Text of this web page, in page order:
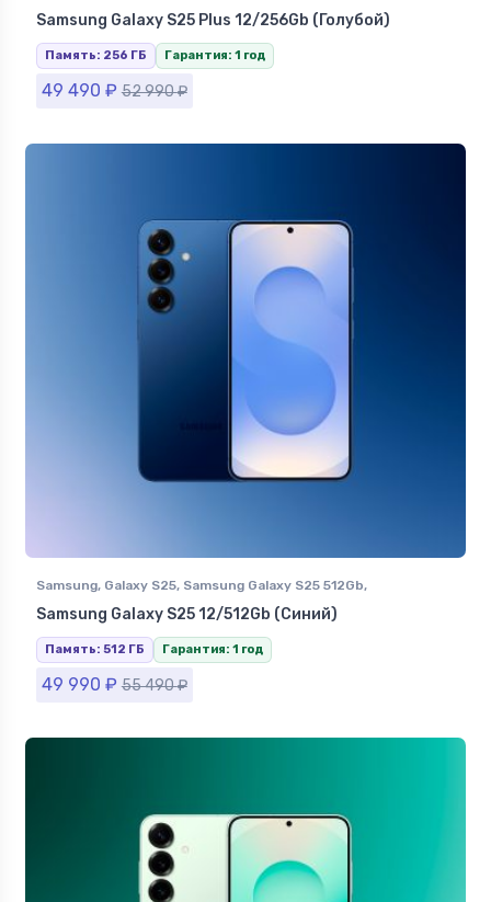
Samsung в Ставрополе
Samsung Galaxy S25 Plus 12/256Gb (Голубой)
Память: 256 ГБ Гарантия: 1 год
49 490 ₽ 52 990₽
Samsung, Galaxy S25, Samsung Galaxy S25 512Gb,
Смартфоны Samsung в Ставрополе
Samsung Galaxy S25 12/512Gb (Синий)
Память: 512 ГБ Гарантия: 1 год
49 990 ₽ 55 490₽